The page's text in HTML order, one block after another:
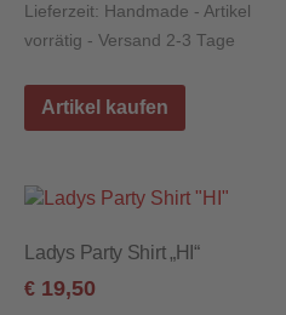
Lieferzeit: Handmade - Artikel
vorrätig - Versand 2-3 Tage
Artikel kaufen
Ladys Party Shirt „HI“
€ 19,50